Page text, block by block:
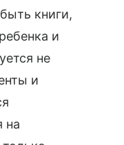
книги,
и
не
и
на